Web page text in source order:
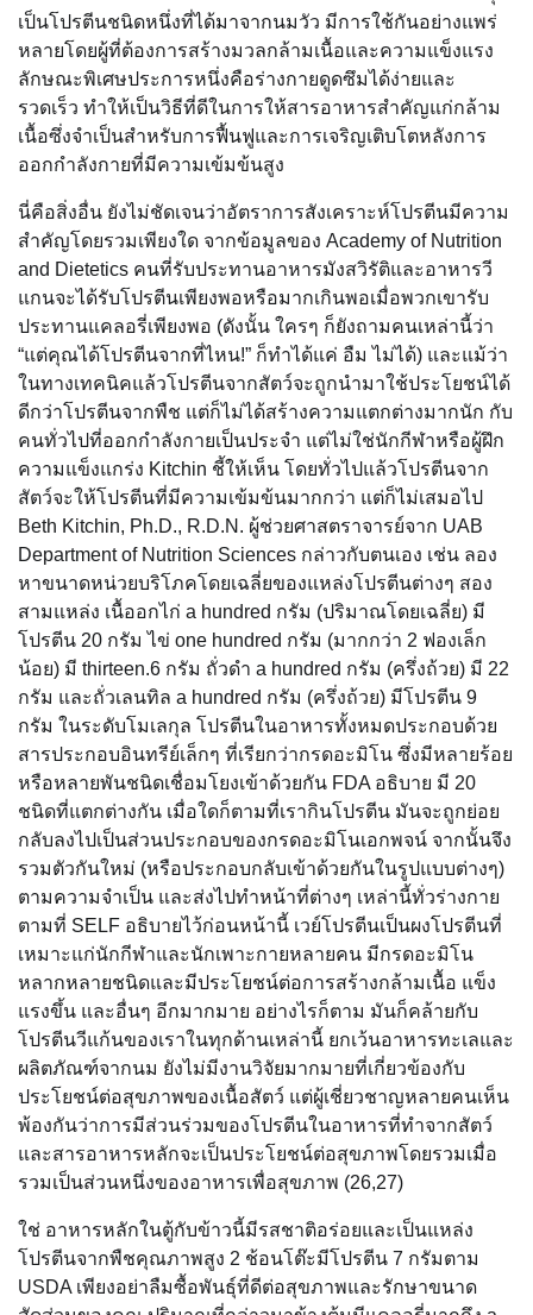
เป็นโปรตีนชนิดหนึ่งที่ได้มาจากนมวัว มีการใช้กันอย่างแพร่
หลายโดยผู้ที่ต้องการสร้างมวลกล้ามเนื้อและความแข็งแรง
ลักษณะพิเศษประการหนึ่งคือร่างกายดูดซึมได้ง่ายและ
รวดเร็ว ทำให้เป็นวิธีที่ดีในการให้สารอาหารสำคัญแก่กล้าม
เนื้อซึ่งจำเป็นสำหรับการฟื้นฟูและการเจริญเติบโตหลังการ
ออกกำลังกายที่มีความเข้มข้นสูง
นี่คือสิ่งอื่น ยังไม่ชัดเจนว่าอัตราการสังเคราะห์โปรตีนมีความ
สำคัญโดยรวมเพียงใด จากข้อมูลของ Academy of Nutrition
and Dietetics คนที่รับประทานอาหารมังสวิรัติและอาหารวี
แกนจะได้รับโปรตีนเพียงพอหรือมากเกินพอเมื่อพวกเขารับ
ประทานแคลอรี่เพียงพอ (ดังนั้น ใครๆ ก็ยังถามคนเหล่านี้ว่า
“แต่คุณได้โปรตีนจากที่ไหน!” ก็ทำได้แค่ อืม ไม่ได้) และแม้ว่า
ในทางเทคนิคแล้วโปรตีนจากสัตว์จะถูกนำมาใช้ประโยชน์ได้
ดีกว่าโปรตีนจากพืช แต่ก็ไม่ได้สร้างความแตกต่างมากนัก กับ
คนทั่วไปที่ออกกำลังกายเป็นประจำ แต่ไม่ใช่นักกีฬาหรือผู้ฝึก
ความแข็งแกร่ง Kitchin ชี้ให้เห็น โดยทั่วไปแล้วโปรตีนจาก
สัตว์จะให้โปรตีนที่มีความเข้มข้นมากกว่า แต่ก็ไม่เสมอไป
Beth Kitchin, Ph.D., R.D.N. ผู้ช่วยศาสตราจารย์จาก UAB
Department of Nutrition Sciences กล่าวกับตนเอง เช่น ลอง
หาขนาดหน่วยบริโภคโดยเฉลี่ยของแหล่งโปรตีนต่างๆ สอง
สามแหล่ง เนื้ออกไก่ a hundred กรัม (ปริมาณโดยเฉลี่ย) มี
โปรตีน 20 กรัม ไข่ one hundred กรัม (มากกว่า 2 ฟองเล็ก
น้อย) มี thirteen.6 กรัม ถั่วดำ a hundred กรัม (ครึ่งถ้วย) มี 22
กรัม และถั่วเลนทิล a hundred กรัม (ครึ่งถ้วย) มีโปรตีน 9
กรัม ในระดับโมเลกุล โปรตีนในอาหารทั้งหมดประกอบด้วย
สารประกอบอินทรีย์เล็กๆ ที่เรียกว่ากรดอะมิโน ซึ่งมีหลายร้อย
หรือหลายพันชนิดเชื่อมโยงเข้าด้วยกัน FDA อธิบาย มี 20
ชนิดที่แตกต่างกัน เมื่อใดก็ตามที่เรากินโปรตีน มันจะถูกย่อย
กลับลงไปเป็นส่วนประกอบของกรดอะมิโนเอกพจน์ จากนั้นจึง
รวมตัวกันใหม่ (หรือประกอบกลับเข้าด้วยกันในรูปแบบต่างๆ)
ตามความจำเป็น และส่งไปทำหน้าที่ต่างๆ เหล่านี้ทั่วร่างกาย
ตามที่ SELF อธิบายไว้ก่อนหน้านี้ เวย์โปรตีนเป็นผงโปรตีนที่
เหมาะแก่นักกีฬาและนักเพาะกายหลายคน มีกรดอะมิโน
หลากหลายชนิดและมีประโยชน์ต่อการสร้างกล้ามเนื้อ แข็ง
แรงขึ้น และอื่นๆ อีกมากมาย อย่างไรก็ตาม มันก็คล้ายกับ
โปรตีนวีแก้นของเราในทุกด้านเหล่านี้ ยกเว้นอาหารทะเลและ
ผลิตภัณฑ์จากนม ยังไม่มีงานวิจัยมากมายที่เกี่ยวข้องกับ
ประโยชน์ต่อสุขภาพของเนื้อสัตว์ แต่ผู้เชี่ยวชาญหลายคนเห็น
พ้องกันว่าการมีส่วนร่วมของโปรตีนในอาหารที่ทำจากสัตว์
และสารอาหารหลักจะเป็นประโยชน์ต่อสุขภาพโดยรวมเมื่อ
รวมเป็นส่วนหนึ่งของอาหารเพื่อสุขภาพ (26,27)
ใช่ อาหารหลักในตู้กับข้าวนี้มีรสชาติอร่อยและเป็นแหล่ง
โปรตีนจากพืชคุณภาพสูง 2 ช้อนโต๊ะมีโปรตีน 7 กรัมตาม
USDA เพียงอย่าลืมซื้อพันธุ์ที่ดีต่อสุขภาพและรักษาขนาด